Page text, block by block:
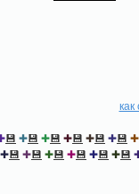
💾 ✚💾 ✚💾 ✚💾 ✚💾 ✚💾 ✚
✚💾 ✚💾 ✚💾 ✚💾 ✚💾 ✚💾